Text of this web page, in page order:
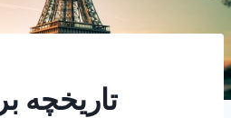
تاریخچه